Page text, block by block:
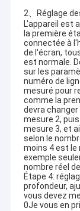
2、Réglage
L'appareil est
la première
connectée à
de l'écran,
est normale.
sur les
numéro de
mesuré pour
comme la
devra changer
mesure 2,
mesure 3, et
selon le
moins 4 est le
exemple
nombre réel
Étape 4:
profondeur,
vous devez
0Je vous en